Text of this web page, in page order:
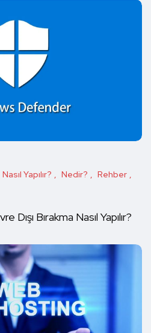
Nasıl Yapılır? Nedir?
Rehber
Bırakma Nasıl Yapılır?